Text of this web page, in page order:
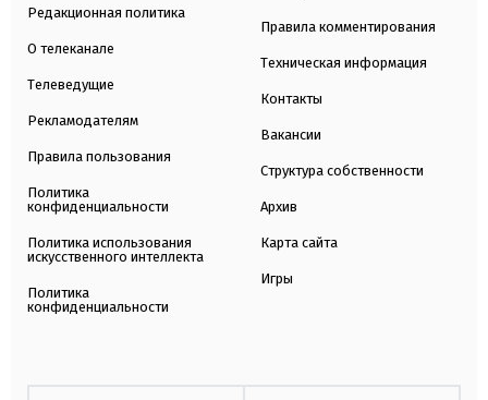
Редакционная политика
О телеканале
Телеведущие
Рекламодателям
Правила пользования
Политика
конфиденциальности
Политика использования
искусственного интеллекта
Политика
конфиденциальности
Правила комментирования
Техническая информация
Контакты
Вакансии
Структура собственности
Архив
Карта сайта
Игры